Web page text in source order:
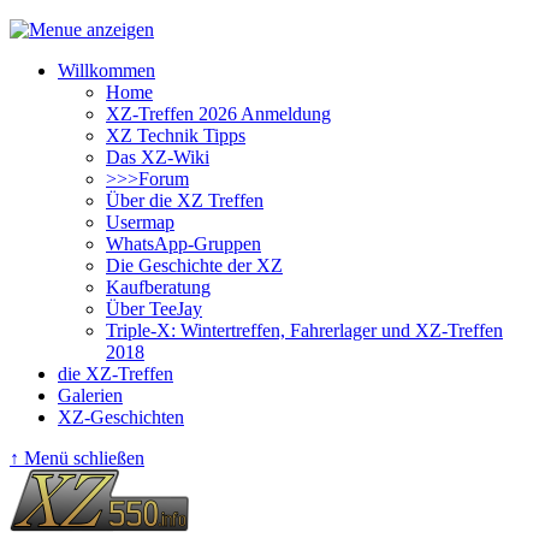
Willkommen
Home
XZ-Treffen 2026 Anmeldung
XZ Technik Tipps
Das XZ-Wiki
>>>Forum
Über die XZ Treffen
Usermap
WhatsApp-Gruppen
Die Geschichte der XZ
Kaufberatung
Über TeeJay
Triple-X: Wintertreffen, Fahrerlager und XZ-Treffen
2018
die XZ-Treffen
Galerien
XZ-Geschichten
↑ Menü schließen